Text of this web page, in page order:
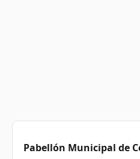
Pabellón Municipal de